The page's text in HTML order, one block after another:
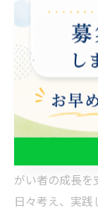
し、適切な目
ケーション能力
を行う際、ま
なコミュニケ
の障がいに応
例えば、特定の
提供することで
的なスキルを
がい者の成長を
日々考え、実践